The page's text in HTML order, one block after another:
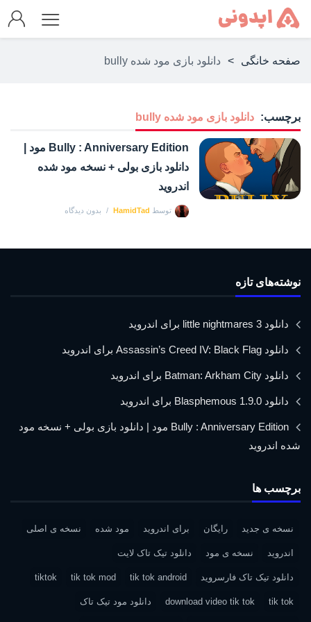
صفحه خانگی > دانلود بازی مود شده bully
برچسب: دانلود بازی مود شده bully
Bully : Anniversary Edition مود |
دانلود بازی بولی + نسخه مود شده
اندروید
توسط HamidTad بدون دیدگاه
نوشته‌های تازه
دانلود little nightmares 3 برای اندروید
دانلود Assassin’s Creed IV: Black Flag برای اندروید
دانلود Batman: Arkham City برای اندروید
دانلود Blasphemous 1.9.0 برای اندروید
Bully : Anniversary Edition مود | دانلود بازی بولی + نسخه مود
شده اندروید
برچسب ها
نسخه ی جدید رایگان برای اندروید مود شده نسخه ی اصلی
اندروید نسخه ی مود دانلود تیک تاک لایت
دانلود تیک تاک فارسروید tik tok android
tik tok mod
tiktok
tik tok
download video tik tok دانلود مود تیک تاک